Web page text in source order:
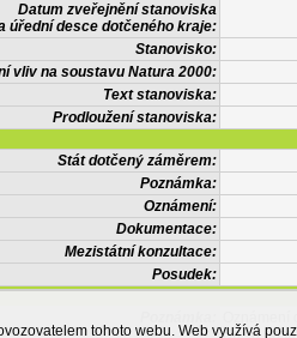
Datum zveřejnění stanoviska
úřední desce dotčeného kraje:
Stanovisko:
vliv na soustavu Natura 2000:
Text stanoviska:
Prodloužení stanoviska:
Stát dotčený záměrem:
Poznámka:
Oznámení:
Dokumentace:
Mezistátní konzultace:
Posudek:
Sb., o
tohoto webu. Web využívá